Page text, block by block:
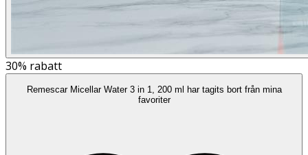
30% rabatt
Remescar Micellar Water 3 in 1, 200 ml har tagits bort från mina
favoriter